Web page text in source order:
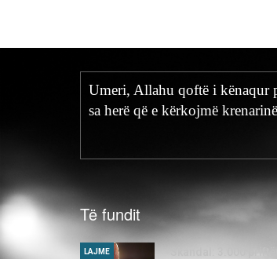
Umeri, Allahu qoftë i kënaqur
sa herë që e kërkojmë
Të fundit
LAJME